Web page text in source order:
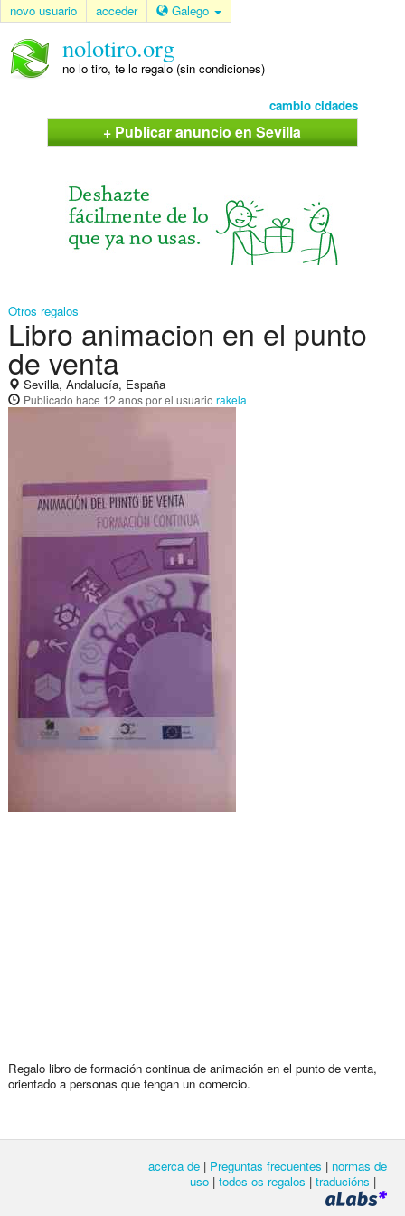
novo usuario acceder Galego
nolotiro.org
no lo tiro, te lo regalo (sin condiciones)
cambio cidades
+ Publicar anuncio en Sevilla
Otros regalos
Libro animacion en el punto
de venta
Sevilla, Andalucía, España
Publicado hace 12 anospor el usuario rakela
Regalo libro de formación continua de animación en el punto de venta,
orientado a personas que tengan un comercio.
acerca de | Preguntas frecuentes | normas de
uso | todos os regalos | traducións |